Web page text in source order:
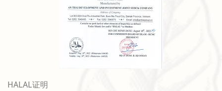
HALAL证明